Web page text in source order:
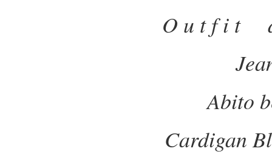
O u t f i t
Abito
Cardigan